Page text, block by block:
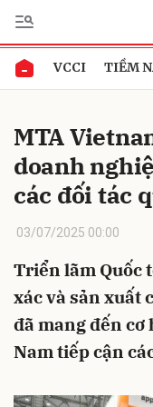
VCCI TIỀM
MTA
doanh
các đối tác
03/07/2025 00:00
Triển lãm Quốc
xác và sản xuất
đã mang đến cơ
Nam tiếp cận
Gửi bình luận